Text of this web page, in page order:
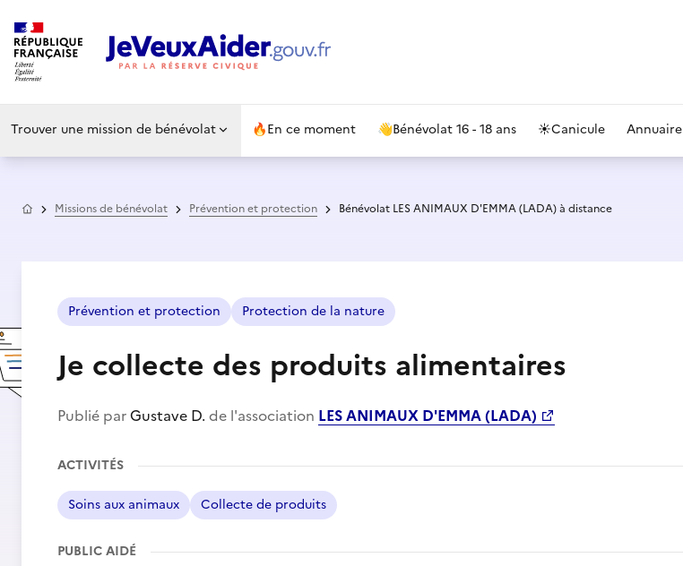
Trouver une mission de bénévolat 🔥En ce moment 👋Bénévolat 16 - 18 ans ☀️Canicule Annuaire
AccueilMissions de bénévolat Prévention et protection Bénévolat LES ANIMAUX D'EMMA (LADA) à distance
Prévention et protection Protection de la nature
Je collecte des produits alimentaires
Publié parGustave D. de l'association LES ANIMAUX D'EMMA (LADA)
ACTIVITÉS
Soins aux animaux Collecte de produits
PUBLIC AIDÉ